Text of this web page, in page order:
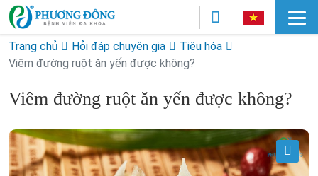
Trang chủ Hỏi đáp chuyên gia
Tiêu hóa
Viêm đường ruột ăn yến được không?
Viêm đường ruột ăn yến được không?